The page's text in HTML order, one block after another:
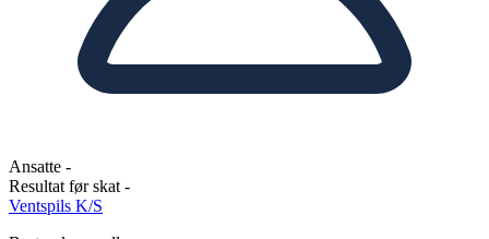
Ansatte -
Resultat før skat -
Ventspils K/S